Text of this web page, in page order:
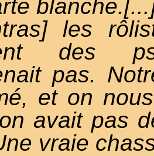
les
des
pas.
et on
avait pas
vraie